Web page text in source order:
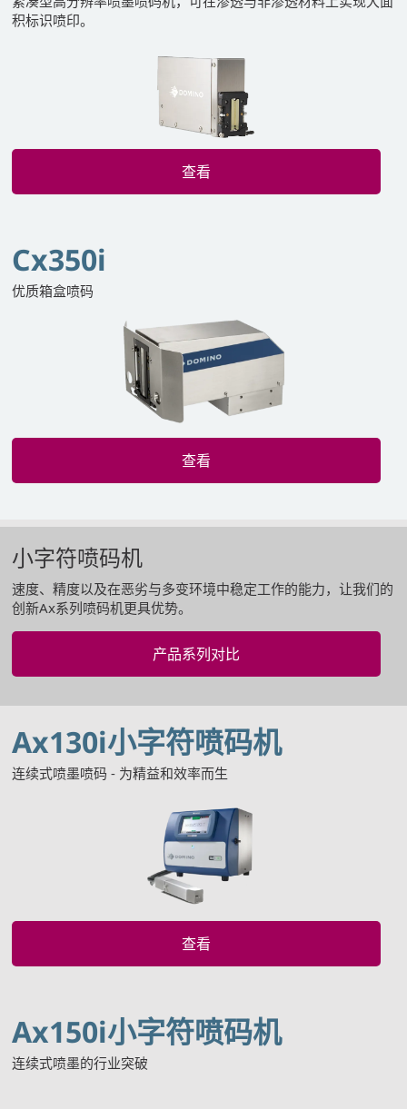
积标识喷印。
查看
Cx350i
优质箱盒喷码
查看
小字符喷码机
速度、精度以及在恶劣与多变环境中稳定工作的能力，让我们的
创新Ax系列喷码机更具优势。
产品系列对比
Ax130i小字符喷码机
连续式喷墨喷码 - 为精益和效率而生
查看
Ax150i小字符喷码机
连续式喷墨的行业突破